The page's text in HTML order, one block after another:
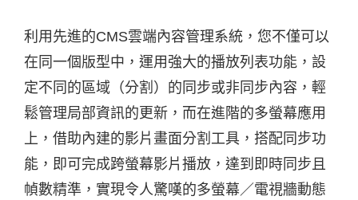
利用先進的CMS雲端內容管理系統，您不僅可以
在同一個版型中，運用強大的播放列表功能，設
定不同的區域（分割）的同步或非同步內容，輕
鬆管理局部資訊的更新，而在進階的多螢幕應用
上，借助內建的影片畫面分割工具，搭配同步功
能，即可完成跨螢幕影片播放，達到即時同步且
幀數精準，實現令人驚嘆的多螢幕／電視牆動態